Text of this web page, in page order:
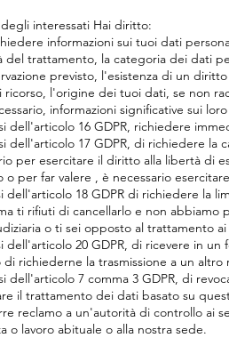
interessati Hai diritto:
informazioni sui tuoi dati
del trattamento, la categoria dei dati
previsto, l'esistenza di un
l'origine dei tuoi dati, se non
informazioni significative sui
dell'articolo 16 GDPR, richiedere
dell'articolo 17 GDPR, di richiedere
per esercitare il diritto alla libertà di
o per far valere , è necessario
dell'articolo 18 GDPR di richiedere la
ti rifiuti di cancellarlo e non
o ti sei opposto al trattamento ai
dell'articolo 20 GDPR, di ricevere in
richiederne la trasmissione a un altro
dell'articolo 7 comma 3 GDPR, di
il trattamento dei dati basato su
reclamo a un'autorità di controllo ai
o lavoro abituale o alla nostra sede.